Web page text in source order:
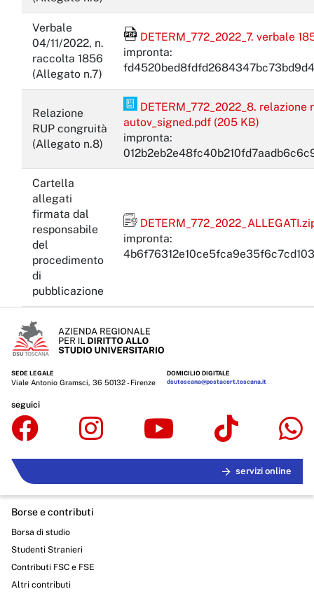
Verbale
04/11/2022, n.
raccolta 1856
(Allegato n.7)
File Acrobat Reader
DETERM_772_2022_7. verbale
impronta:
Relazione
RUP congruità
(Allegato n.8)
PDF Pades
DETERM_772_2022_8.
autov_signed.pdf (205 KB)
impronta:
Cartella
allegati
firmata dal
responsabile
del
procedimento
di
pubblicazione
Firma firmato digitalmente con
impronta:
SEDE LEGALE
Viale Antonio Gramsci, 36 50132 - Firenze
DOMICILIO DIGITALE
dsutoscana@postacert.toscana.it
seguici
servizi online
Borse e contributi
Borsa di studio
Studenti Stranieri
Contributi FSC e FSE
Altri contributi